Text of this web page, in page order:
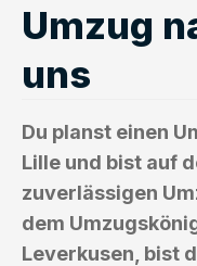
Umzug
uns
Du planst einen
Lille und bist auf
zuverlässigen
dem
Leverkusen, bist